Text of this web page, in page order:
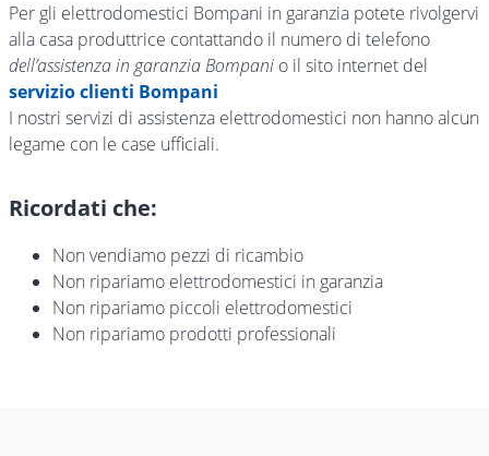
Per gli elettrodomestici Bompani in garanzia potete rivolgervi
alla casa produttrice contattando il numero di telefono
dell’assistenza in garanzia Bompani o il sito internet del
servizio clienti Bompani
I nostri servizi di assistenza elettrodomestici non hanno alcun
legame con le case ufficiali.
Ricordati che:
Non vendiamo pezzi di ricambio
Non ripariamo elettrodomestici in garanzia
Non ripariamo piccoli elettrodomestici
Non ripariamo prodotti professionali